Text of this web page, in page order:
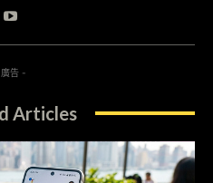
告 -
Articles